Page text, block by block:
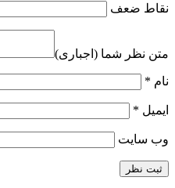
نقاط ضعف
متن نظر شما (اجباری)
نام *
ایمیل *
وب‌ سایت